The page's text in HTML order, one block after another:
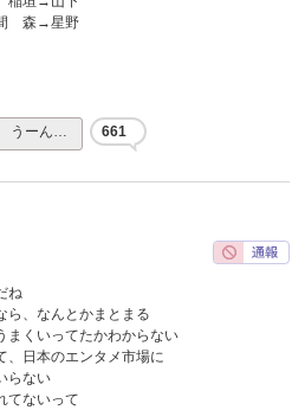
森→星野
うーん… 661
ね
ら、なんとかまとまる
まくいってたかわからない
、日本のエンタメ市場に
らない
てないって